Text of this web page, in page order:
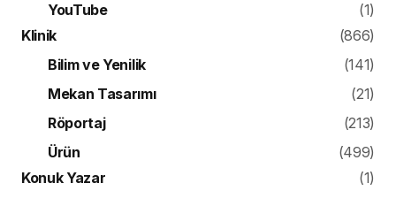
YouTube
(1)
Klinik
(866)
Bilim ve Yenilik
(141)
Mekan Tasarımı
(21)
Röportaj
(213)
Ürün
(499)
Konuk Yazar
(1)